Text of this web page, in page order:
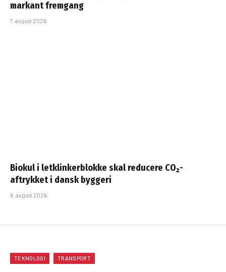
markant fremgang
7. august 2026
Biokul i letklinkerblokke skal reducere CO₂-
aftrykket i dansk byggeri
6. august 2026
TEKNOLOGI TRANSPORT